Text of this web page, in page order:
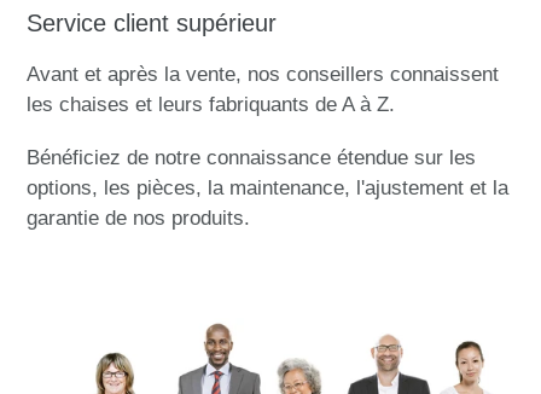
Service client supérieur
Avant et après la vente, nos conseillers connaissent
les chaises et leurs fabriquants de A à Z.
Bénéficiez de notre connaissance étendue sur les
options, les pièces, la maintenance, l'ajustement et la
garantie de nos produits.